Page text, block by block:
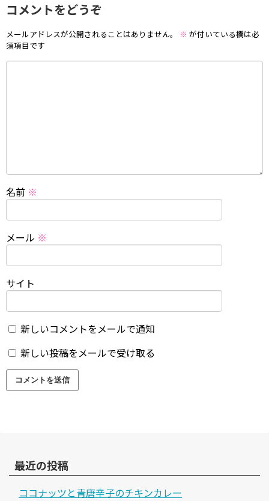
コメントをどうぞ
メールアドレスが公開されることはありません。 ※ が付いている欄は必
須項目です
名前 ※
メール ※
サイト
新しいコメントをメールで通知
新しい投稿をメールで受け取る
最近の投稿
ココナッツと青唐辛子のチキンカレー